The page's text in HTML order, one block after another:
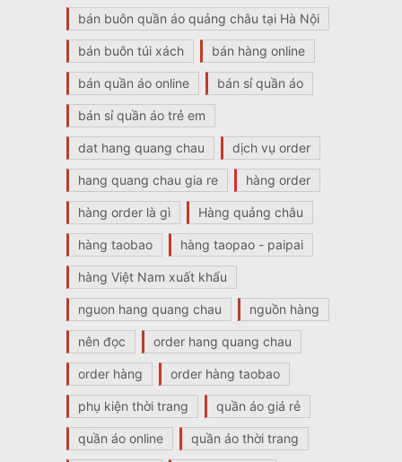
bán buôn quần áo quảng châu tại Hà Nội
bán buôn túi xách bán hàng online
bán quần áo online bán sỉ quần áo
bán sỉ quần áo trẻ em
dat hang quang chau dịch vụ order
hang quang chau gia re hàng order
hàng order là gì Hàng quảng châu
hàng taobao hàng taopao - paipai
hàng Việt Nam xuất khẩu
nguon hang quang chau nguồn hàng
nên đọc order hang quang chau
order hàng order hàng taobao
phụ kiện thời trang quần áo giá rẻ
quần áo online quần áo thời trang